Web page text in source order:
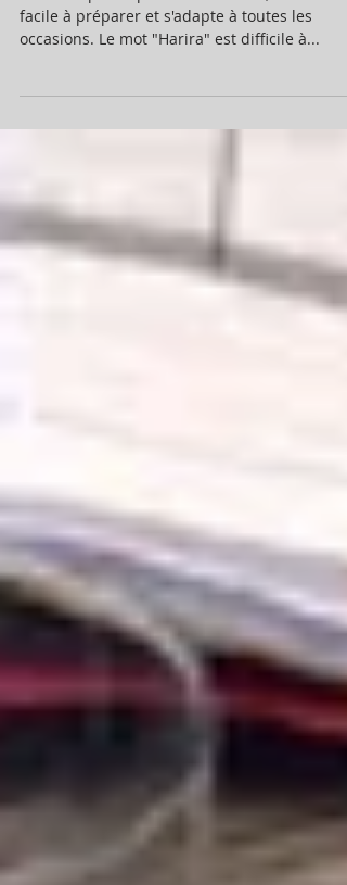
(Harira)
occasions. Le mot "Harira" est difficile à...